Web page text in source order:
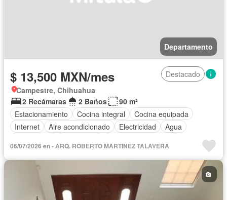
Departamento
$ 13,500 MXN/mes
Destacado
Campestre, Chihuahua
2 Recámaras
2 Baños
90 m²
Estacionamiento
Cocina integral
Cocina equipada
Internet
Aire acondicionado Electricidad
Agua
Completamente amueblado
06/07/2026 en - ARQ. ROBERTO MARTINEZ TALAVERA